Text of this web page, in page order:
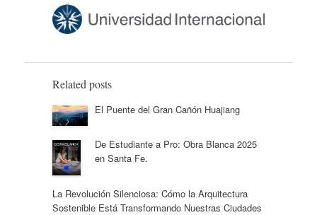
Related posts
El Puente del Gran Cañón Huajiang
De Estudiante a Pro: Obra Blanca 2025
en Santa Fe.
La Revolución Silenciosa: Cómo la Arquitectura
Sostenible Está Transformando Nuestras Ciudades